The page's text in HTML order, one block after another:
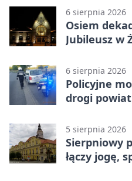
6 sierpnia 2026
Osiem
Jubileusz w
6 sierpnia 2026
Policyjne
drogi
5 sierpnia 2026
Sierpniowy
łączy jogę,